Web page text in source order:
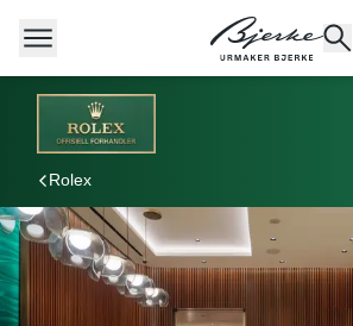
POPULÆRE SØK
Rolex Cartier
Speedmaster Breitling
Longines
Rolex